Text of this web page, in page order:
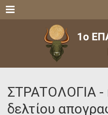
Menu
ΣΤΡΑΤΟΛΟΓΙΑ -
δελτίου